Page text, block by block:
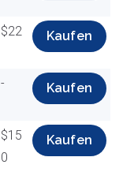
$22 Kaufen
- Kaufen
$15
0
Kaufen